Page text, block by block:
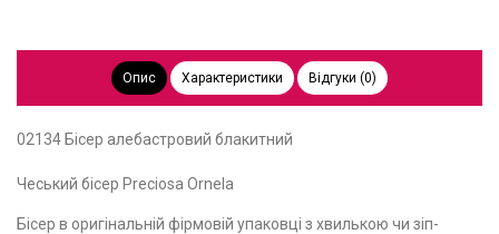
Опис Характеристики Відгуки (0)
02134 Бісер алебастровий блакитний
Чеський бісер Preciosa Ornela
Бісер в оригінальній фірмовій упаковці з хвилькою чи зіп-